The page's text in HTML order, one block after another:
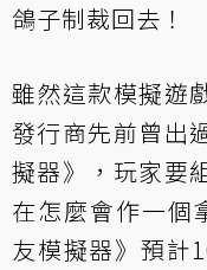
鴿子制裁回去！
雖然這款模擬遊
發行商先前曾出
擬器》，玩家要
在怎麼會作一個
友模擬器》預計